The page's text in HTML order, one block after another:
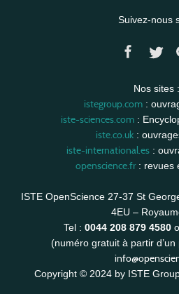
Suivez-nous
Nos sites :
istegroup.com:
iste-sciences.com:
iste.co.uk :
iste-international.es:
openscience.fr: revues
ISTE OpenScience 27-37 St
4EU –
Tel : 0044 208 879 4580
(numéro gratuit à partir d’un
Copyright © 2024 by ISTE